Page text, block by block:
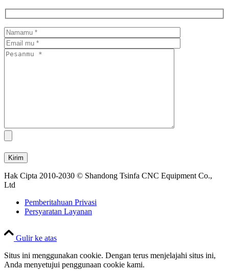
Hak Cipta 2010-2030 © Shandong Tsinfa CNC Equipment Co.,
Ltd
Pemberitahuan Privasi
Persyaratan Layanan
Gulir ke atas
Situs ini menggunakan cookie. Dengan terus menjelajahi situs ini,
Anda menyetujui penggunaan cookie kami.